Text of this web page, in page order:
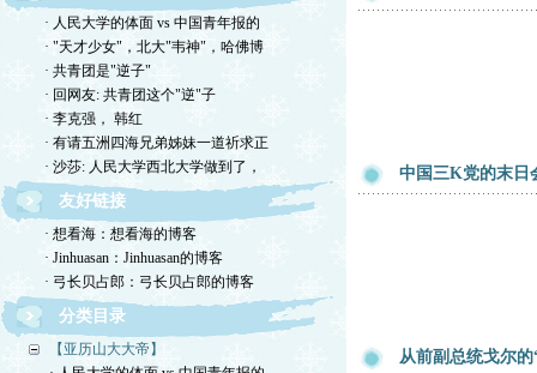
· 人民大学的体面 vs 中国青年报的
· "天才少女"，北大"韦神"，哈佛博
· 共青团是"逆子"
· 回网友: 共青团这个"逆"子
· 李克强， 韩红
· 有请五洲四海兄弟姊妹一道祈求正
· 沙莎: 人民大学西北大学做到了，
友好链接
· 想看海：想看海的博客
· Jinhuasan：Jinhuasan的博客
· 弓长贝占郎：弓长贝占郎的博客
分类目录
【亚历山大大帝】
中国三K党的末日
从前副总统戈尔